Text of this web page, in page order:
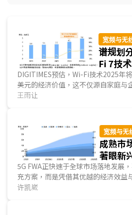
宽频与无
谱规划
Fi 7技
DIGITIMES预估，Wi-Fi技术2025年
美元的经济价值，这不仅源自家庭与
也反映智能制造、数据传输、串流平
服务与跨平臺數據流动的核心连接技
配置，将影响Wi-Fi是否为持续深化
输媒介，也将影响各国在Wi-Fi技术
价值链中的位置。...
王雨让
宽频与无
成熟市
著眼新
转移
5G FWA正快速于全球市场落地发展
充方案，而是凭借其优越的经济效益
纤、电缆并驾齐驱的主流接取技术。
许凯崴